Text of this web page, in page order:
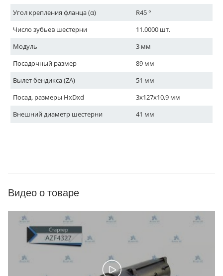
Угол крепления фланца (α)
R45 °
Число зубьев шестерни
11.0000 шт.
Модуль
3 мм
Посадочный размер
89 мм
Вылет бендикса (ZA)
51 мм
Посад. размеры HxDxd
3x127x10,9 мм
Внешний диаметр шестерни
41 мм
Видео о товаре